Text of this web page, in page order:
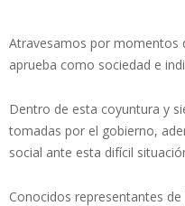
Atravesamos por momentos
aprueba como sociedad e
Dentro de esta coyuntura y
tomadas por el gobierno,
social ante esta difícil
Conocidos representantes